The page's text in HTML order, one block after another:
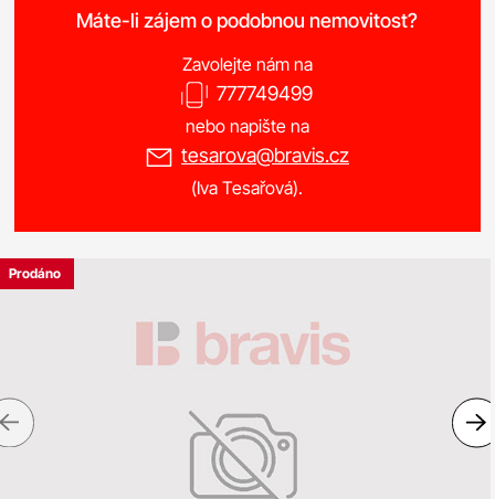
Máte-li zájem o podobnou nemovitost?
Zavolejte nám na
777749499
nebo napište na
tesarova@bravis.cz
(Iva Tesařová).
Prodáno